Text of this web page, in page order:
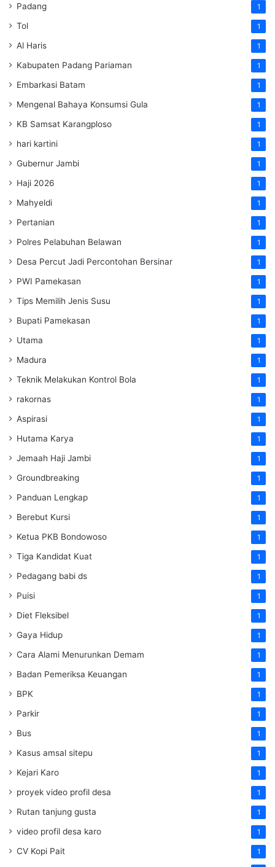
Padang 1
Tol 1
Al Haris 1
Kabupaten Padang Pariaman 1
Embarkasi Batam 1
Mengenal Bahaya Konsumsi Gula 1
KB Samsat Karangploso 1
hari kartini 1
Gubernur Jambi 1
Haji 2026 1
Mahyeldi 1
Pertanian 1
Polres Pelabuhan Belawan 1
Desa Percut Jadi Percontohan Bersinar 1
PWI Pamekasan 1
Tips Memilih Jenis Susu 1
Bupati Pamekasan 1
Utama 1
Madura 1
Teknik Melakukan Kontrol Bola 1
rakornas 1
Aspirasi 1
Hutama Karya 1
Jemaah Haji Jambi 1
Groundbreaking 1
Panduan Lengkap 1
Berebut Kursi 1
Ketua PKB Bondowoso 1
Tiga Kandidat Kuat 1
Pedagang babi ds 1
Puisi 1
Diet Fleksibel 1
Gaya Hidup 1
Cara Alami Menurunkan Demam 1
Badan Pemeriksa Keuangan 1
BPK 1
Parkir 1
Bus 1
Kasus amsal sitepu 1
Kejari Karo 1
proyek video profil desa 1
Rutan tanjung gusta 1
video profil desa karo 1
CV Kopi Pait 1